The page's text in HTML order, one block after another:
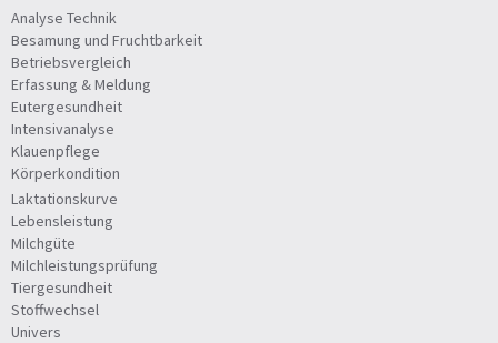
Analyse Technik
Besamung und Fruchtbarkeit
Betriebsvergleich
Erfassung & Meldung
Eutergesundheit
Intensivanalyse
Klauenpflege
Körperkondition
Laktationskurve
Lebensleistung
Milchgüte
Milchleistungsprüfung
Tiergesundheit
Stoffwechsel
Univers